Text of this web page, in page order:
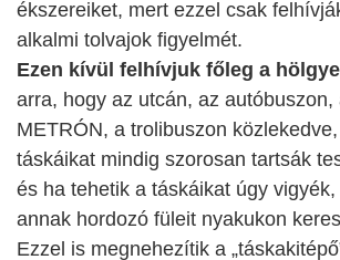
ékszereiket, mert ezzel csak
alkalmi tolvajok figyelmét.
Ezen kívül felhívjuk főleg a
arra, hogy az utcán, az
METRÓN, a trolibuszon
táskáikat mindig szorosan tartsák
és ha tehetik a táskáikat úgy
annak hordozó füleit nyakukon
Ezzel is megnehezítik a